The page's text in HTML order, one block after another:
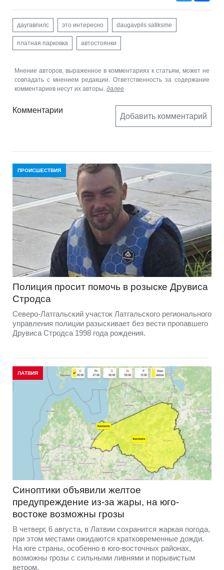
даугавпилс это интересно daugavpils satiksme
платная парковка автостоянки
Мнение авторов, выраженное в комментариях к статьям, может не
совпадать с мнением редакции. Ответственность за содержание
комментариев несут их авторы. далее
Комментарии
Добавить комментарий
ПРОИСШЕСТВИЯ
Полиция просит помочь в розыске Друвиса
Стродса
Северо-Латгальский участок Латгальского регионального
управления полиции разыскивает без вести пропавшего
Друвиса Стродса 1998 года рождения.
ЛАТВИЯ
Синоптики объявили желтое
предупреждение из-за жары, на юго-
востоке возможны грозы
В четверг, 6 августа, в Латвии сохранится жаркая погода,
при этом местами ожидаются кратковременные дожди.
На юге страны, особенно в юго-восточных районах,
возможны грозы с сильными ливнями и порывистым
ветром.